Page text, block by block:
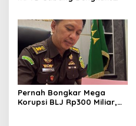
Men Riau Atas Kegiatan
Bakti Sosial Kesehatan Di
Bengkalis.
Pernah Bongkar Mega
Korupsi BLJ Rp300 Miliar,